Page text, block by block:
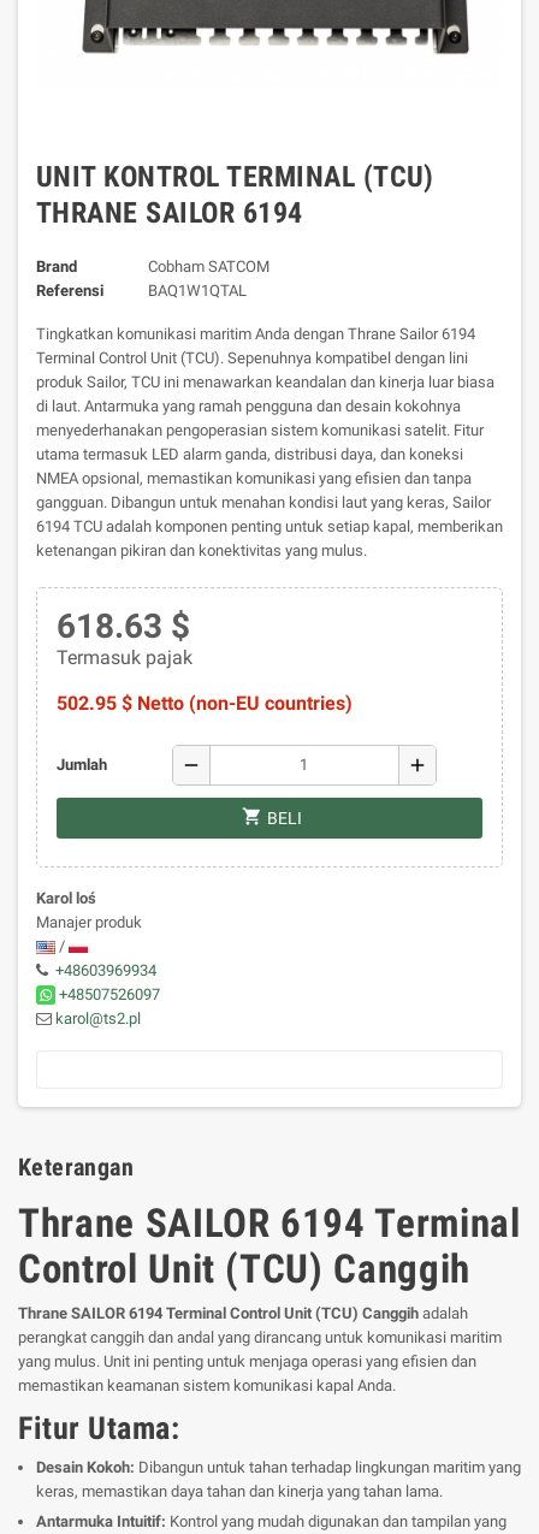
UNIT KONTROL TERMINAL (TCU)
THRANE SAILOR 6194
Brand
Cobham SATCOM
Referensi
BAQ1W1QTAL
Tingkatkan komunikasi maritim Anda dengan Thrane Sailor 6194
Terminal Control Unit (TCU). Sepenuhnya kompatibel dengan lini
produk Sailor, TCU ini menawarkan keandalan dan kinerja luar biasa
di laut. Antarmuka yang ramah pengguna dan desain kokohnya
menyederhanakan pengoperasian sistem komunikasi satelit. Fitur
utama termasuk LED alarm ganda, distribusi daya, dan koneksi
NMEA opsional, memastikan komunikasi yang efisien dan tanpa
gangguan. Dibangun untuk menahan kondisi laut yang keras, Sailor
6194 TCU adalah komponen penting untuk setiap kapal, memberikan
ketenangan pikiran dan konektivitas yang mulus.
618.63 $
Termasuk pajak
502.95 $ Netto (non-EU countries)
Jumlah remove add
shopping_cart BELI
Karol loś
Manajer produk
/
+48603969934
+48507526097
karol@ts2.pl
Keterangan
Thrane SAILOR 6194 Terminal
Control Unit (TCU) Canggih
Thrane SAILOR 6194 Terminal Control Unit (TCU) Canggih adalah
perangkat canggih dan andal yang dirancang untuk komunikasi maritim
yang mulus. Unit ini penting untuk menjaga operasi yang efisien dan
memastikan keamanan sistem komunikasi kapal Anda.
Fitur Utama:
Desain Kokoh: Dibangun untuk tahan terhadap lingkungan maritim yang
keras, memastikan daya tahan dan kinerja yang tahan lama.
Antarmuka Intuitif: Kontrol yang mudah digunakan dan tampilan yang